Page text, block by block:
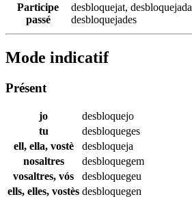
Participe
passé
desbloquejat, desbloquejada
desbloquejades
Mode indicatif
Présent
jo
desbloquejo
tu
desbloqueges
ell, ella, vostè
desbloqueja
nosaltres
desbloquegem
vosaltres, vós
desbloquegeu
ells, elles, vostès desbloquegen